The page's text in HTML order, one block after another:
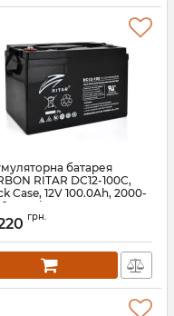
батарея
RITAR DC12-100C,
Case, 12V 100.0Ah, 2000-
циклів
14544
грн.